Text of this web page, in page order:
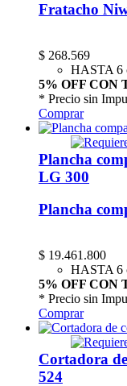
Fratacho
$ 268.569
HASTA 6
5% OFF CON
* Precio sin
Comprar
Plancha
LG 300
Plancha
$ 19.461.800
HASTA 6
5% OFF CON
* Precio sin
Comprar
Cortadora
524